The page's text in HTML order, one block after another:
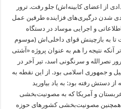
از اعضای کابینه‌اش) جلو رفت. ترور
شدن درگیری‌های فزاینده طرفین عمل
و اجرایی موساد در دستگاه
تا به بازچینش قوای داخلی‌اش (موسوم
آنکه نتیجه را هم به عنوان پروژه «آشتی
نصر‌الله و سرنگونی اسد، تیر آخر در
و جمهوری اسلامی بود. از این نقطه به
دستش رفته بود: به یاد بیاورید
عربستان و آمریکا که به مصونیت‌بخشی
همچنین مصونیت‌بخشی کشورهای حوزه